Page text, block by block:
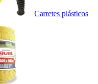
Carretes plásticos